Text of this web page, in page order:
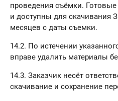
проведения съёмки. Готовые
и доступны для скачивания
месяцев с даты съемки.
14.2. По истечении
вправе удалить материалы
14.3. Заказчик несёт
скачивание и сохранение